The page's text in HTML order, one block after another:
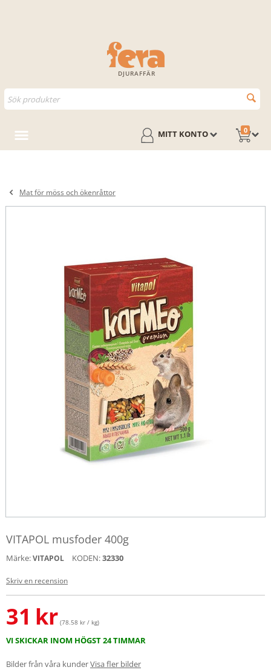
DJURAFFÄR
0
MITT KONTO
Mat för möss och ökenråttor
VITAPOL musfoder 400g
Märke:VITAPOL KODEN:32330
Skriv en recension
31 kr (78.58 kr / kg)
VI SKICKAR INOM HÖGST 24 TIMMAR
Bilder från våra kunderVisa fler bilder